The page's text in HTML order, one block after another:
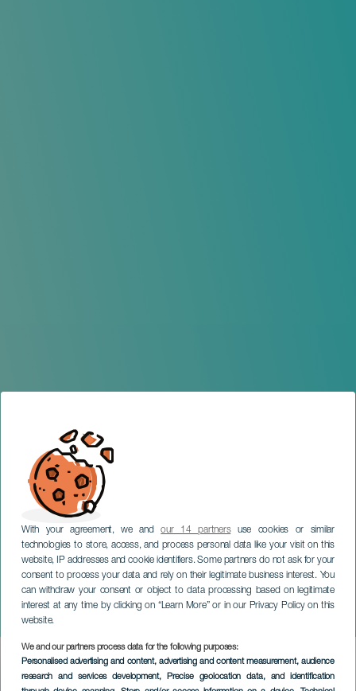
With your agreement, we andour 14 partnersuse cookies or similar
technologies to store, access, and process personal data like your visit on this
website, IP addresses and cookie identifiers. Some partners do not ask for your
consent to process your data and rely on their legitimate business interest. You
can withdraw your consent or object to data processing based on legitimate
interest at any time by clicking on “Learn More” or in our Privacy Policy on this
website.
We and our partners process data for the following purposes:
Personalised advertising and content, advertising and content measurement, audience
research and services development, Precise geolocation data, and identification
Flamenco entre dos
tierras
TENERIFE
Imagen
Listado